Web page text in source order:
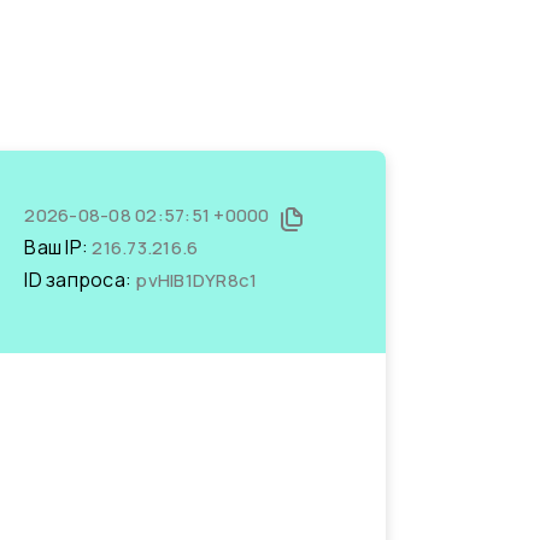
2026-08-08 02:57:51 +0000
Ваш IP:216.73.216.6
ID запроса: pvHlB1DYR8c1